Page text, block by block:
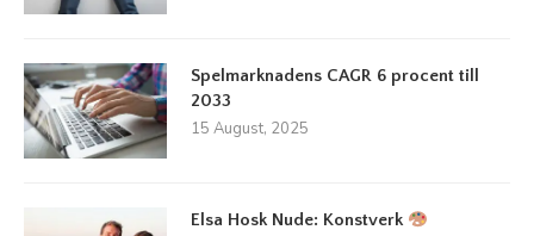
Spelmarknadens CAGR 6 procent till
2033
15 August, 2025
Elsa Hosk Nude: Konstverk